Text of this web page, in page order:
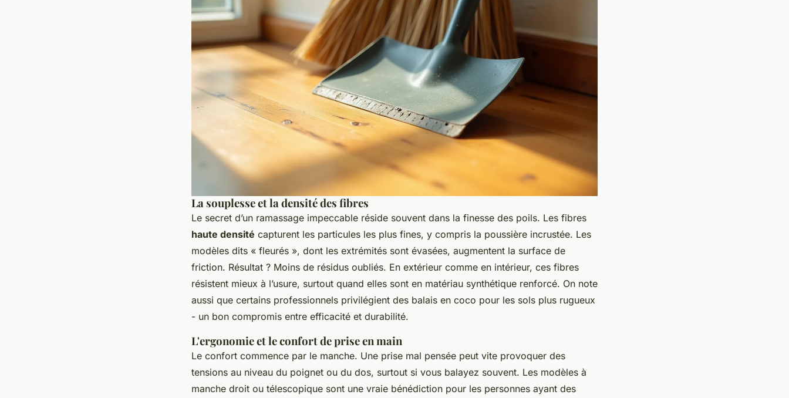
La souplesse et la densité des fibres
Le secret d’un ramassage impeccable réside souvent dans la finesse des poils. Les fibres
haute densité capturent les particules les plus fines, y compris la poussière incrustée. Les
modèles dits « fleurés », dont les extrémités sont évasées, augmentent la surface de
friction. Résultat ? Moins de résidus oubliés. En extérieur comme en intérieur, ces fibres
résistent mieux à l’usure, surtout quand elles sont en matériau synthétique renforcé. On note
aussi que certains professionnels privilégient des balais en coco pour les sols plus rugueux
- un bon compromis entre efficacité et durabilité.
L'ergonomie et le confort de prise en main
Le confort commence par le manche. Une prise mal pensée peut vite provoquer des
tensions au niveau du poignet ou du dos, surtout si vous balayez souvent. Les modèles à
manche droit ou télescopique sont une vraie bénédiction pour les personnes ayant des